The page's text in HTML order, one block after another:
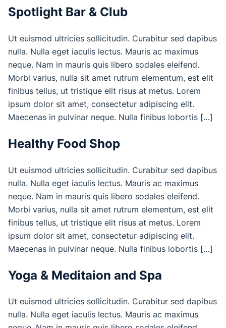
Spotlight Bar & Club
Ut euismod ultricies sollicitudin. Curabitur sed dapibus
nulla. Nulla eget iaculis lectus. Mauris ac maximus
neque. Nam in mauris quis libero sodales eleifend.
Morbi varius, nulla sit amet rutrum elementum, est elit
finibus tellus, ut tristique elit risus at metus. Lorem
ipsum dolor sit amet, consectetur adipiscing elit.
Maecenas in pulvinar neque. Nulla finibus lobortis […]
Healthy Food Shop
Ut euismod ultricies sollicitudin. Curabitur sed dapibus
nulla. Nulla eget iaculis lectus. Mauris ac maximus
neque. Nam in mauris quis libero sodales eleifend.
Morbi varius, nulla sit amet rutrum elementum, est elit
finibus tellus, ut tristique elit risus at metus. Lorem
ipsum dolor sit amet, consectetur adipiscing elit.
Maecenas in pulvinar neque. Nulla finibus lobortis […]
Yoga & Meditaion and Spa
Ut euismod ultricies sollicitudin. Curabitur sed dapibus
nulla. Nulla eget iaculis lectus. Mauris ac maximus